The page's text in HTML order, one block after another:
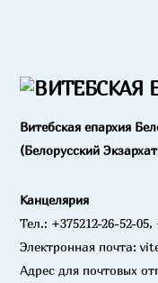
Витебская епархия
(Белорусский
Канцелярия
Тел.: +375212-26-52-05,
Электронная почта:
Адрес для почтовых